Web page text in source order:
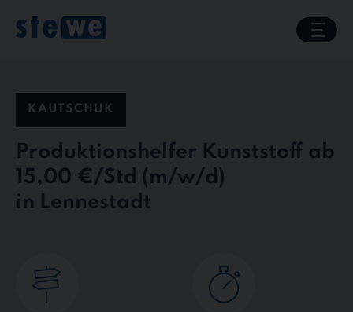
content
KAUTSCHUK
Produktionshelfer Kunststoff ab
15,00 €/Std
in Lennestadt